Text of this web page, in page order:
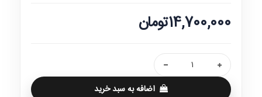
14,700,000تومان
اضافه به سبد خرید